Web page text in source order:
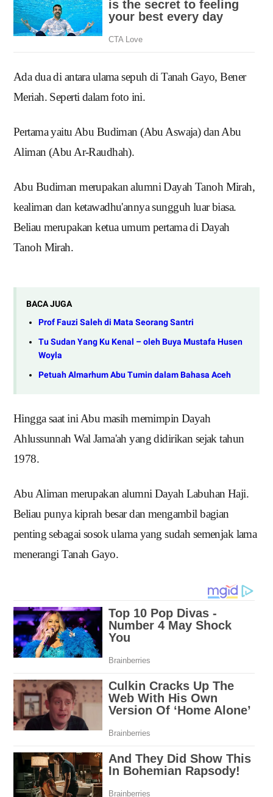
Ada dua di antara ulama sepuh di Tanah Gayo, Bener
Meriah. Seperti dalam foto ini.
Pertama yaitu Abu Budiman (Abu Aswaja) dan Abu
Aliman (Abu Ar-Raudhah).
Abu Budiman merupakan alumni Dayah Tanoh Mirah,
kealiman dan ketawadhu'annya sungguh luar biasa.
Beliau merupakan ketua umum pertama di Dayah
Tanoh Mirah.
BACA JUGA
Prof Fauzi Saleh di Mata Seorang Santri
Tu Sudan Yang Ku Kenal – oleh Buya Mustafa Husen
Woyla
Petuah Almarhum Abu Tumin dalam Bahasa Aceh
Hingga saat ini Abu masih memimpin Dayah
Ahlussunnah Wal Jama'ah yang didirikan sejak tahun
1978.
Abu Aliman merupakan alumni Dayah Labuhan Haji.
Beliau punya kiprah besar dan mengambil bagian
penting sebagai sosok ulama yang sudah semenjak lama
menerangi Tanah Gayo.